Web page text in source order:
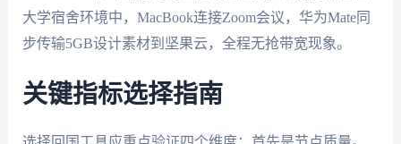
大学宿舍环境中，MacBook连接Zoom会议，华为Mate同
步传输5GB设计素材到坚果云，全程无抢带宽现象。
关键指标选择指南